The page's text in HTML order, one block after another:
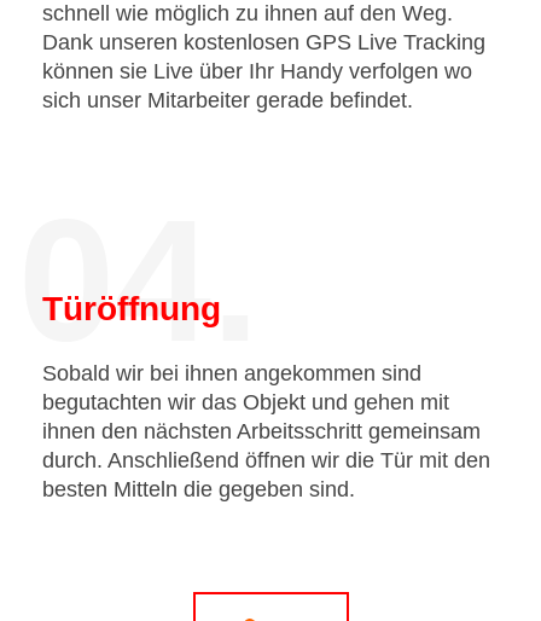
schnell wie möglich zu ihnen auf den Weg.
Dank unseren kostenlosen GPS Live Tracking
können sie Live über Ihr Handy verfolgen wo
sich unser Mitarbeiter gerade befindet.
04.
Türöffnung
Sobald wir bei ihnen angekommen sind
begutachten wir das Objekt und gehen mit
ihnen den nächsten Arbeitsschritt gemeinsam
durch. Anschließend öffnen wir die Tür mit den
besten Mitteln die gegeben sind.